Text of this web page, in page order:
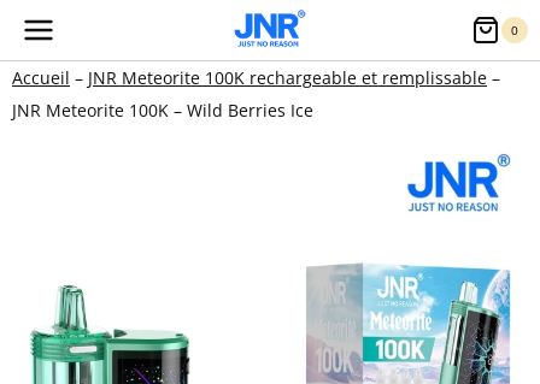
Aller
au
contenu
0
Accueil – JNR Meteorite 100K rechargeable et remplissable –
JNR Meteorite 100K – Wild Berries Ice